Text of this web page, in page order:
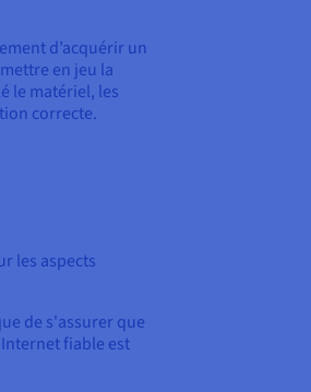
d’acquérir un
en jeu la
le matériel, les
correcte.
les aspects
de s'assurer que
fiable est